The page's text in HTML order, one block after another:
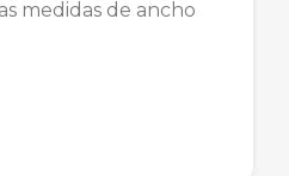
medidas de ancho